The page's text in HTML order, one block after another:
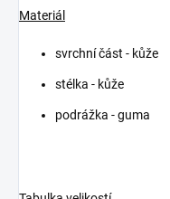
Materiál
svrchní část - kůže
stélka - kůže
podrážka - guma